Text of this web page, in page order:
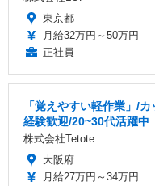
東京都
月給32万円～50万円
正社員
「覚えやすい軽作業」/
経験歓迎/20~30代活躍中
株式会社Tetote
大阪府
月給27万円～34万円